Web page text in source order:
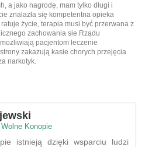
a jako nagrodę, mam tylko długi i
znalazła się kompetentna opieka
życie, terapia musi być przerwana z
zachowania sie Rządu
pacjentom leczenie
zakazują kasie chorych przejęcia
narkotyk.
Wolne Konopie
istnieją dzięki wsparciu ludzi